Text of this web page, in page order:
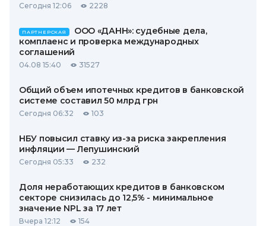
Сегодня 12:06 2228
ПАРТНЕРСКАЯ
ООО «ДАНН»: судебные дела,
комплаенс и проверка международных
соглашений
04.08 15:40 31527
Общий объем ипотечных кредитов в банковской
системе составил 50 млрд грн
Сегодня 06:32 103
НБУ повысил ставку из-за риска закрепления
инфляции — Лепушинский
Сегодня 05:33 232
Доля неработающих кредитов в банковском
секторе снизилась до 12,5% - минимальное
значение NPL за 17 лет
Вчера 12:12 154